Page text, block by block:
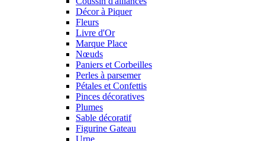
Décor à Piquer
Fleurs
Livre d'Or
Marque Place
Nœuds
Paniers et Corbeilles
Perles à parsemer
Pétales et Confettis
Pinces décoratives
Plumes
Sable décoratif
Figurine Gateau
Urne